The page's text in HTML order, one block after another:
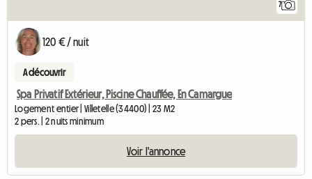
7
120 € / nuit
A découvrir
Spa Privatif Extérieur, Piscine Chauffée, En Camargue
Logement entier | Villetelle (34400) | 23 M2
2 pers. | 2 nuits minimum
Voir l'annonce